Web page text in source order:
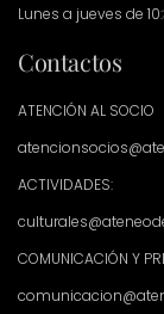
Lunes a jueves de
Contactos
ATENCIÓN AL SOCIO
ACTIVIDADES:
COMUNICACIÓN Y